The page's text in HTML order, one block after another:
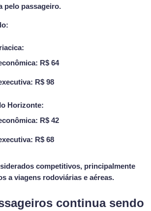
pelo passageiro.
R$ 64
R$ 98
Horizonte:
R$ 42
R$ 68
competitivos, principalmente
a viagens rodoviárias e aéreas.
continua sendo